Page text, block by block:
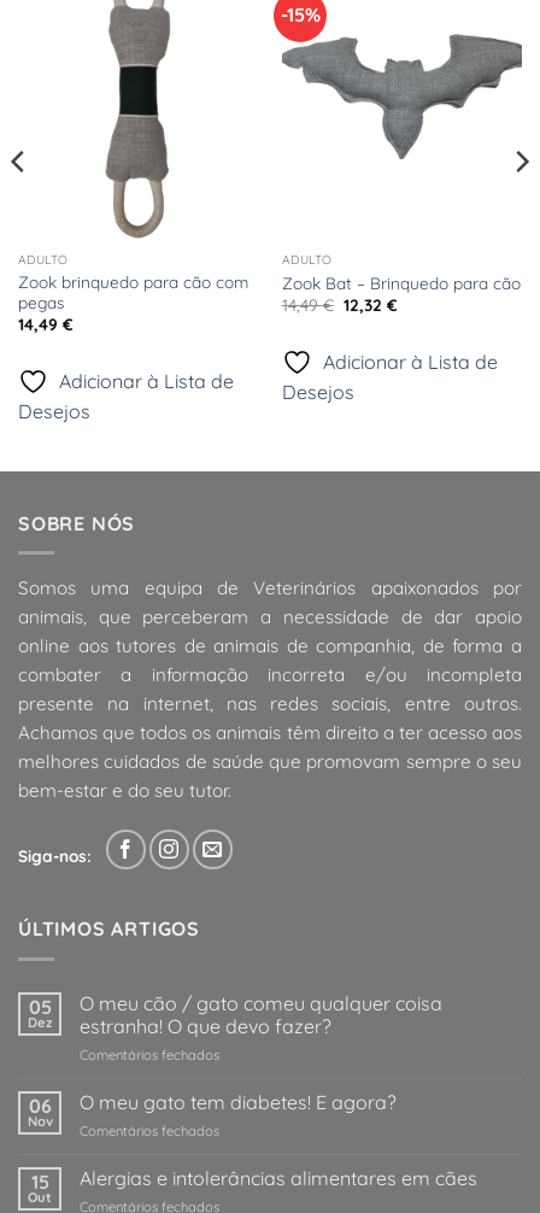
ADULTO
Zook brinquedo para cão com
pegas
14,49 €
Adicionar à Lista de
Desejos
-15%
à Lista
de
Desejos
ADULTO
Zook Bat – Brinquedo para cão
14,49€ O
preço
era:
14,49 €.
12,32 €O
12,32 €.
Adicionar à Lista de
Desejos
SOBRE NÓS
Somos uma equipa de Veterinários apaixonados por
animais, que perceberam a necessidade de dar apoio
online aos tutores de animais de companhia, de forma a
combater a informação incorreta e/ou incompleta
presente na internet, nas redes sociais, entre outros.
Achamos que todos os animais têm direito a ter acesso aos
melhores cuidados de saúde que promovam sempre o seu
bem-estar e do seu tutor.
Siga-nos:
ÚLTIMOS ARTIGOS
05
Dez
O meu cão / gato comeu qualquer coisa
estranha! O que devo fazer?
Comentários fechadosem
meu
/
comeu
06
Nov
O meu gato tem diabetes! E agora?
Comentários fechadosem
meu
15
Out
Alergias e intolerâncias alimentares em cães
Comentários fechadosem